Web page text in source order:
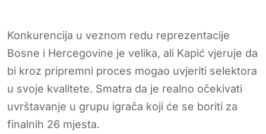
Konkurencija u veznom redu reprezentacije
Bosne i Hercegovine je velika, ali Kapić vjeruje da
bi kroz pripremni proces mogao uvjeriti selektora
u svoje kvalitete. Smatra da je realno očekivati
uvrštavanje u grupu igrača koji će se boriti za
finalnih 26 mjesta.